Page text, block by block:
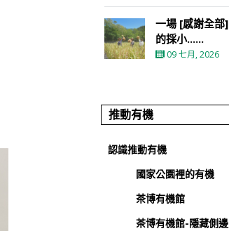
一場 [感謝全部]
的採小......
09 七月, 2026
推動有機
認識推動有機
國家公園裡的有機
茶博有機館
茶博有機館-隱藏側邊